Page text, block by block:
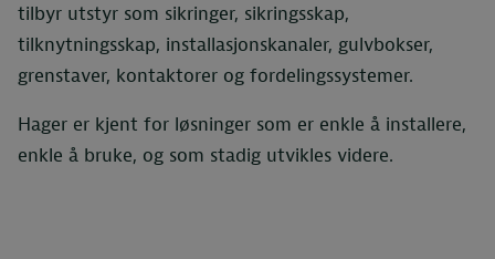
tilbyr utstyr som sikringer, sikringsskap,
tilknytningsskap, installasjonskanaler, gulvbokser,
grenstaver, kontaktorer og fordelingssystemer.
Hager er kjent for løsninger som er enkle å installere,
enkle å bruke, og som stadig utvikles videre.